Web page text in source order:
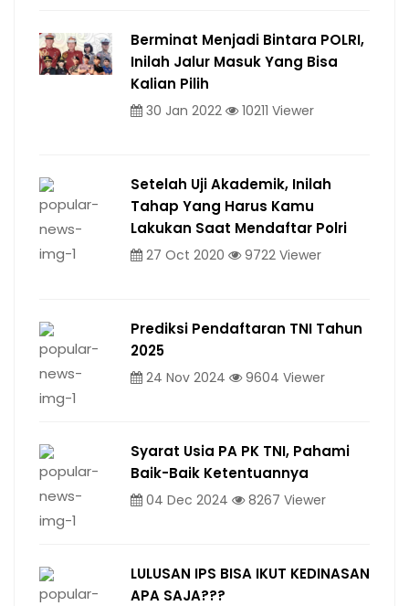
Berminat Menjadi Bintara POLRI,
Inilah Jalur Masuk Yang Bisa
Kalian Pilih
30 Jan 2022 10211 Viewer
Setelah Uji Akademik, Inilah
Tahap Yang Harus Kamu
Lakukan Saat Mendaftar Polri
27 Oct 2020 9722 Viewer
Prediksi Pendaftaran TNI Tahun
2025
24 Nov 2024 9604 Viewer
Syarat Usia PA PK TNI, Pahami
Baik-Baik Ketentuannya
04 Dec 2024 8267 Viewer
LULUSAN IPS BISA IKUT KEDINASAN
APA SAJA???